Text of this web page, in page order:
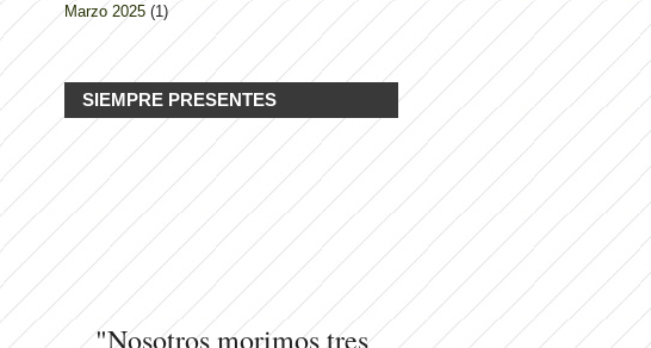
Marzo 2025 (1)
SIEMPRE PRESENTES
"Nosotros morimos tres